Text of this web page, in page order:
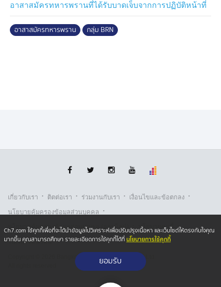
อาสาสมัครทหารพรานที่ได้รับบาดเจ็บจากการปฏิบัติหน้าที่
อาสาสมัครทหารพราน กลุ่ม BRN
เกี่ยวกับเรา · ติตต่อเรา · ร่วมงานกับเรา · เงื่อนไขและข้อตกลง ·
นโยบายคุ้มครองข้อมูลส่วนบุคคล ·
นโยบายคุ้มครองข้อมูลส่วนบุคคล (ออนไลน์) · นโยบายคุกกี้ ·
รับเรื่องร้องเรียน
Copyright © 2026 Bangkok Broadcasting & T.V. Co.,Ltd.
Ch7.com ใช้คุกกี้เพื่อที่จะได้นำข้อมูลไปวิเคราะห์เพื่อปรับปรุงเนื้อหา และเว็บไซต์ให้ตรงกับใจคุณ
มากขึ้น คุณสามารถศึกษา รายละเอียดการใช้คุกกี้ได้ที่นโยบายการใช้คุกกี้
ยอมรับ